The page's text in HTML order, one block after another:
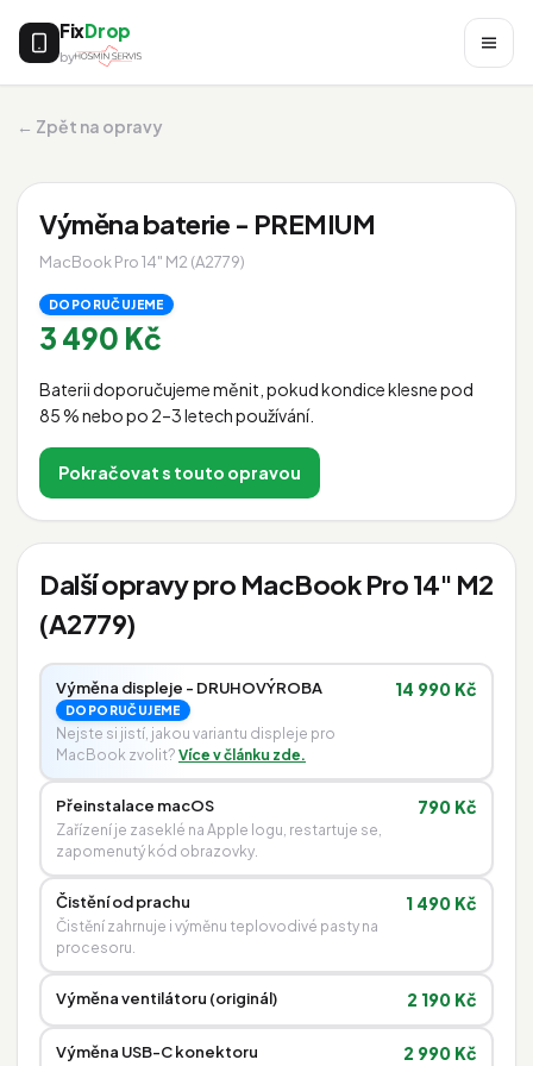
FixDrop
by
← Zpět na opravy
Výměna baterie - PREMIUM
MacBook Pro 14" M2 (A2779)
DOPORUČUJEME
3 490 Kč
Baterii doporučujeme měnit, pokud kondice klesne pod
85 % nebo po 2–3 letech používání.
Pokračovat s touto opravou
Další opravy pro MacBook Pro 14" M2
(A2779)
Výměna displeje - DRUHOVÝROBA
DOPORUČUJEME
Nejste si jistí, jakou variantu displeje pro
MacBook zvolit? Více v článku zde.
14 990 Kč
Přeinstalace macOS
Zařízení je zaseklé na Apple logu, restartuje se,
zapomenutý kód obrazovky.
790 Kč
Čistění od prachu
Čistění zahrnuje i výměnu teplovodivé pasty na
procesoru.
1 490 Kč
Výměna ventilátoru (originál) 2 190 Kč
Výměna USB-C konektoru 2 990 Kč